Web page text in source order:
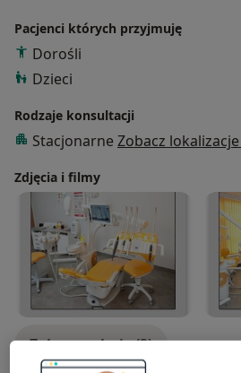
Pacjenci których przyjmuję
Dorośli
Dzieci
Rodzaje konsultacji
Stacjonarne Zobacz lokalizacje
Zdjęcia i filmy
Zobacz galerię (3)